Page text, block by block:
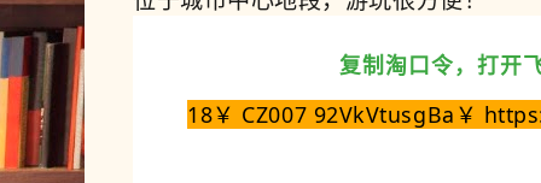
复制淘口令，打开
18￥ CZ007 92VkVtusgBa￥